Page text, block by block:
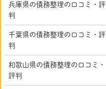
兵庫県の債務整理の口コミ・評
判
千葉県の債務整理の口コミ・評
判
和歌山県の債務整理の口コミ・
評判